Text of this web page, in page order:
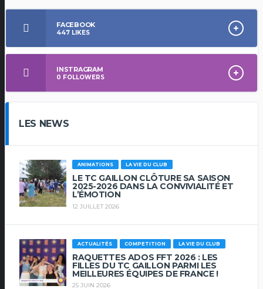
FACEBOOK
447 LIKES
INSTRAGRAM
0 FOLLOWERS
LES NEWS
ANIMATIONS LA VIE DU CLUB
LE TC GAILLON CLÔTURE SA SAISON
2025-2026 DANS LA CONVIVIALITÉ ET
L’ÉMOTION
12 JUILLET 2026
ACTUALITÉS COMPETITION LA VIE DU CLUB
RAQUETTES ADOS FFT 2026 : LES
FILLES DU TC GAILLON PARMI LES
MEILLEURES ÉQUIPES DE FRANCE !
25 JUIN 2026